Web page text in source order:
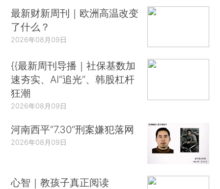
最新财新周刊｜欧洲高温改变
了什么？
2026年08月09日
{{最新周刊导播｜社保基数加
速夯实、AI“追光”、韩股杠杆
狂潮
2026年08月09日
河南西平“7.30”刑案嫌犯落网
2026年08月09日
心智｜教孩子真正阅读